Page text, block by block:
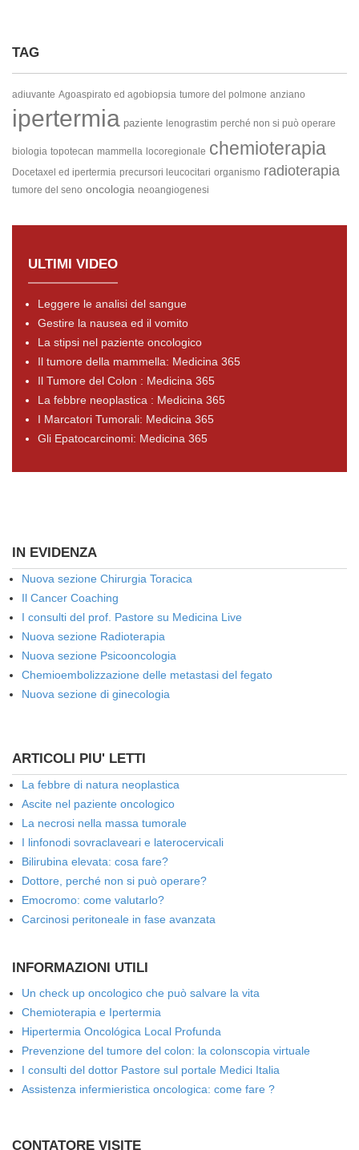
TAG
adiuvante Agoaspirato ed agobiopsia tumore del polmone anziano
ipertermia paziente lenograstim perché non si può operare
biologia topotecan mammella locoregionale chemioterapia
Docetaxel ed ipertermia precursori leucocitari organismo radioterapia
tumore del seno oncologia neoangiogenesi
ULTIMI VIDEO
Leggere le analisi del sangue
Gestire la nausea ed il vomito
La stipsi nel paziente oncologico
Il tumore della mammella: Medicina 365
Il Tumore del Colon : Medicina 365
La febbre neoplastica : Medicina 365
I Marcatori Tumorali: Medicina 365
Gli Epatocarcinomi: Medicina 365
IN EVIDENZA
Nuova sezione Chirurgia Toracica
Il Cancer Coaching
I consulti del prof. Pastore su Medicina Live
Nuova sezione Radioterapia
Nuova sezione Psicooncologia
Chemioembolizzazione delle metastasi del fegato
Nuova sezione di ginecologia
ARTICOLI PIU' LETTI
La febbre di natura neoplastica
Ascite nel paziente oncologico
La necrosi nella massa tumorale
I linfonodi sovraclaveari e laterocervicali
Bilirubina elevata: cosa fare?
Dottore, perché non si può operare?
Emocromo: come valutarlo?
Carcinosi peritoneale in fase avanzata
INFORMAZIONI UTILI
Un check up oncologico che può salvare la vita
Chemioterapia e Ipertermia
Hipertermia Oncológica Local Profunda
Prevenzione del tumore del colon: la colonscopia virtuale
I consulti del dottor Pastore sul portale Medici Italia
Assistenza infermieristica oncologica: come fare ?
CONTATORE VISITE